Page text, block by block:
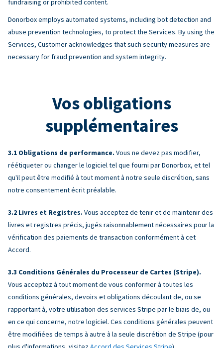
Donorbox employs automated systems, including bot detection and
abuse prevention technologies, to protect the Services. By using the
Services, Customer acknowledges that such security measures are
necessary for fraud prevention and system integrity.
Vos obligations
supplémentaires
Obligations de performance. Vous ne devez pas modifier,
réétiqueter ou changer le logiciel tel que fourni par Donorbox, et tel
qu'il peut être modifié à tout moment à notre seule discrétion, sans
notre consentement écrit préalable.
Livres et Registres. Vous acceptez de tenir et de maintenir des
livres et registres précis, jugés raisonnablement nécessaires pour la
vérification des paiements de transaction conformément à cet
Accord.
Conditions Générales du Processeur de Cartes (Stripe).
Vous acceptez à tout moment de vous conformer à toutes les
conditions générales, devoirs et obligations découlant de, ou se
rapportant à, votre utilisation des services Stripe par le biais de, ou
en ce qui concerne, notre logiciel. Ces conditions générales peuvent
être modifiées de temps à autre à la seule discrétion de Stripe (pour